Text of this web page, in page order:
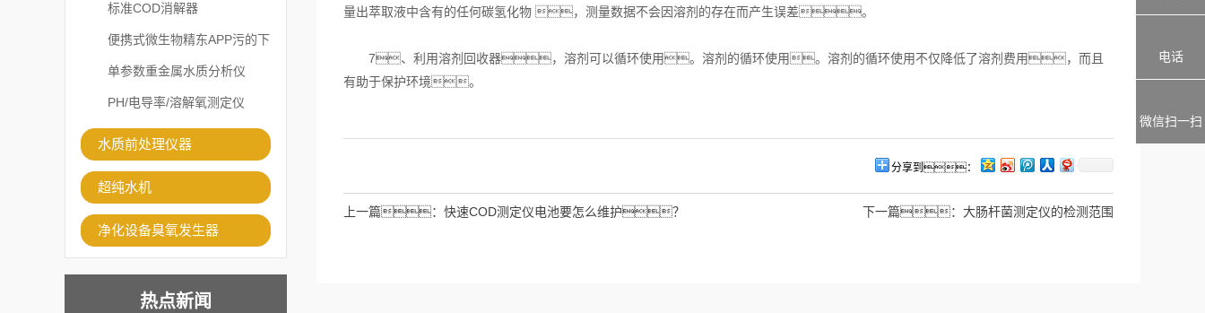
标准COD消解器
便携式微生物精东APP污的下
载安装
单参数重金属水质分析仪
PH/电导率/溶解氧测定仪
水质前处理仪器
超纯水机
净化设备臭氧发生器
热点新闻
量出萃取液中含有的任何碳氢化物 ，测量数据不会因溶剂的存在而产生误差。
7、利用溶剂回收器，溶剂可以循环使用。溶剂的循环使用。溶剂的循环使用不仅降低了溶剂费用，而且
有助于保护环境。
分享到：
上一篇： 快速COD测定仪电池要怎么维护？ 下一篇： 大肠杆菌测定仪的检测范围
电话
微信扫一扫